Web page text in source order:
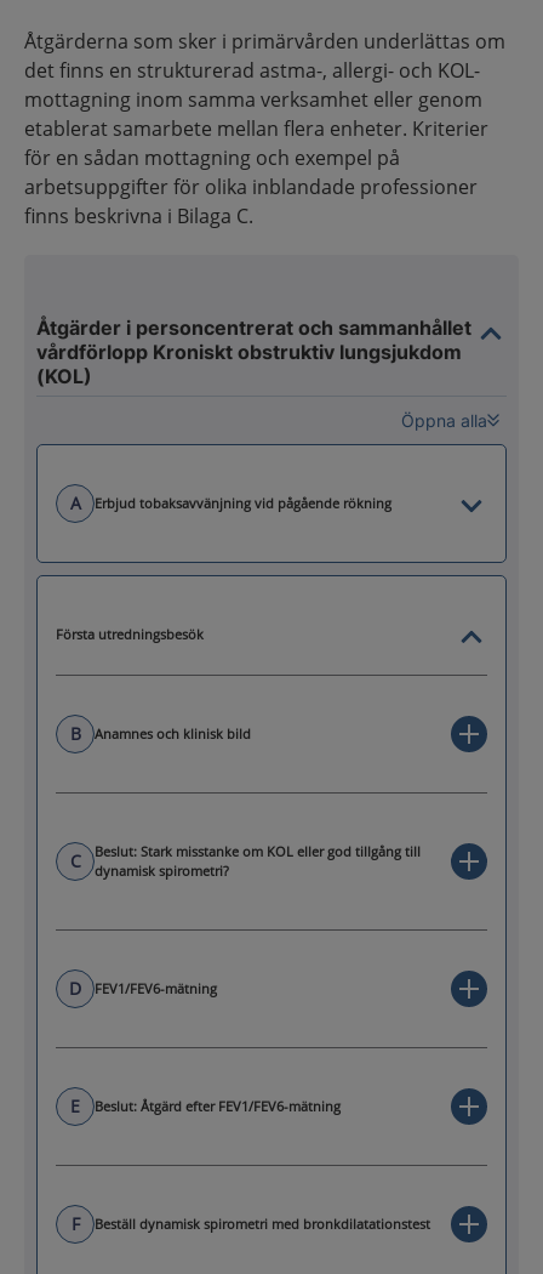
Åtgärderna som sker i primärvården underlättas om
det finns en strukturerad astma-, allergi- och KOL-
mottagning inom samma verksamhet eller genom
etablerat samarbete mellan flera enheter. Kriterier
för en sådan mottagning och exempel på
arbetsuppgifter för olika inblandade professioner
finns beskrivna i Bilaga C.
Åtgärder i personcentrerat och sammanhållet
vårdförlopp Kroniskt obstruktiv lungsjukdom
(KOL)
Öppna alla
A Erbjud tobaksavvänjning vid pågående rökning
Första utredningsbesök
B Anamnes och klinisk bild
C
Beslut: Stark misstanke om KOL eller god tillgång till
dynamisk spirometri?
D FEV1/FEV6-mätning
E Beslut: Åtgärd efter FEV1/FEV6-mätning
F Beställ dynamisk spirometri med bronkdilatationstest